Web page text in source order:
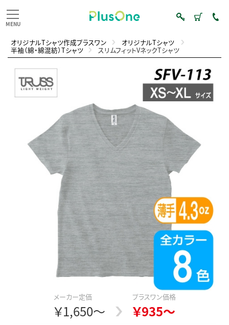
オリジナルTシャツ作成プラスワン オリジナルTシャツ
半袖（綿・綿混紡）Tシャツ スリムフィットVネックTシャツ
メーカー定価
￥1,650～
プラスワン価格
￥935～